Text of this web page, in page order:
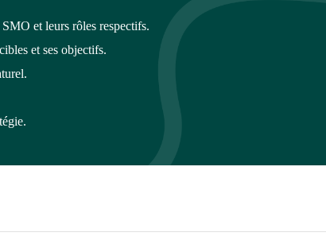
et leurs rôles respectifs.
et ses objectifs.